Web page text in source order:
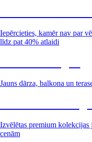
Iepērcieties, kamēr nav par
līdz pat 40% atlaidi
Jauns dārza, balkona un
Izvēlētas premium kolekcijas
cenām